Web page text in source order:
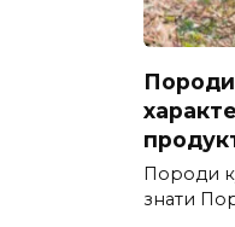
Породи
Породи
знати